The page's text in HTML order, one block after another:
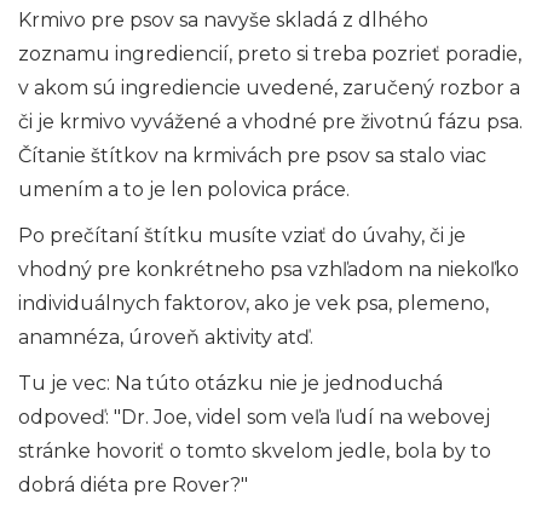
Krmivo pre psov sa navyše skladá z dlhého
zoznamu ingrediencií, preto si treba pozrieť poradie,
v akom sú ingrediencie uvedené, zaručený rozbor a
či je krmivo vyvážené a vhodné pre životnú fázu psa.
Čítanie štítkov na krmivách pre psov sa stalo viac
umením a to je len polovica práce.
Po prečítaní štítku musíte vziať do úvahy, či je
vhodný pre konkrétneho psa vzhľadom na niekoľko
individuálnych faktorov, ako je vek psa, plemeno,
anamnéza, úroveň aktivity atď.
Tu je vec: Na túto otázku nie je jednoduchá
odpoveď: "Dr. Joe, videl som veľa ľudí na webovej
stránke hovoriť o tomto skvelom jedle, bola by to
dobrá diéta pre Rover?"